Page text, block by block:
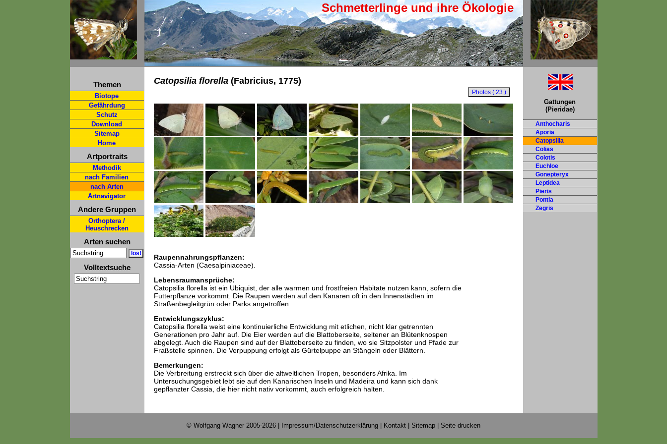
Schmetterlinge und ihre Ökologie
Themen
Biotope
Gefährdung
Schutz
Download
Sitemap
Home
Artportraits
Methodik
nach Familien
nach Arten
Artnavigator
Andere Gruppen
Orthoptera /
Heuschrecken
Arten suchen
Volltextsuche
Catopsilia florella(Fabricius, 1775)
Raupennahrungspflanzen:
Cassia-Arten (Caesalpiniaceae).
Lebensraumansprüche:
Catopsilia florella ist ein Ubiquist, der alle warmen und frostfreien Habitate nutzen kann, sofern die
Futterpflanze vorkommt. Die Raupen werden auf den Kanaren oft in den Innenstädten im
Straßenbegleitgrün oder Parks angetroffen.
Entwicklungszyklus:
Catopsilia florella weist eine kontinuierliche Entwicklung mit etlichen, nicht klar getrennten
Generationen pro Jahr auf. Die Eier werden auf die Blattoberseite, seltener an Blütenknospen
abgelegt. Auch die Raupen sind auf der Blattoberseite zu finden, wo sie Sitzpolster und Pfade zur
Fraßstelle spinnen. Die Verpuppung erfolgt als Gürtelpuppe an Stängeln oder Blättern.
Bemerkungen:
Die Verbreitung erstreckt sich über die altweltlichen Tropen, besonders Afrika. Im
Untersuchungsgebiet lebt sie auf den Kanarischen Inseln und Madeira und kann sich dank
gepflanzter Cassia, die hier nicht nativ vorkommt, auch erfolgreich halten.
Gattungen
(Pieridae)
Anthocharis
Aporia
Catopsilia
Colias
Colotis
Euchloe
Gonepteryx
Leptidea
Pieris
Pontia
Zegris
© Wolfgang Wagner 2005-2026 | Impressum/Datenschutzerklärung Kontakt Sitemap Seite drucken